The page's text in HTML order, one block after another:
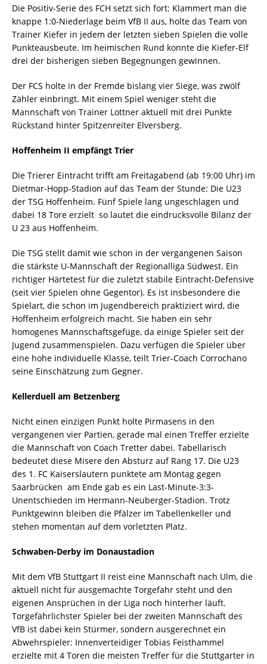
Die Positiv-Serie des FCH setzt sich fort: Klammert man die
knappe 1:0-Niederlage beim VfB II aus, holte das Team von
Trainer Kiefer in jedem der letzten sieben Spielen die volle
Punkteausbeute. Im heimischen Rund konnte die Kiefer-Elf
drei der bisherigen sieben Begegnungen gewinnen.
Der FCS holte in der Fremde bislang vier Siege, was zwölf
Zähler einbringt. Mit einem Spiel weniger steht die
Mannschaft von Trainer Lottner aktuell mit drei Punkte
Rückstand hinter Spitzenreiter Elversberg.
Hoffenheim II empfängt Trier
Die Trierer Eintracht trifft am Freitagabend (ab 19:00 Uhr) im
Dietmar-Hopp-Stadion auf das Team der Stunde: Die U23
der TSG Hoffenheim. Fünf Spiele lang ungeschlagen und
dabei 18 Tore erzielt  so lautet die eindrucksvolle Bilanz der
U 23 aus Hoffenheim.
Die TSG stellt damit wie schon in der vergangenen Saison
die stärkste U-Mannschaft der Regionalliga Südwest. Ein
richtiger Härtetest für die zuletzt stabile Eintracht-Defensive
(seit vier Spielen ohne Gegentor). Es ist insbesondere die
Spielart, die schon im Jugendbereich praktiziert wird, die
Hoffenheim erfolgreich macht. Sie haben ein sehr
homogenes Mannschaftsgefüge, da einige Spieler seit der
Jugend zusammenspielen. Dazu verfügen die Spieler über
eine hohe individuelle Klasse, teilt Trier-Coach Corrochano
seine Einschätzung zum Gegner.
Kellerduell am Betzenberg
Nicht einen einzigen Punkt holte Pirmasens in den
vergangenen vier Partien, gerade mal einen Treffer erzielte
die Mannschaft von Coach Tretter dabei. Tabellarisch
bedeutet diese Misere den Absturz auf Rang 17. Die U23
des 1. FC Kaiserslautern punktete am Montag gegen
Saarbrücken  am Ende gab es ein Last-Minute-3:3-
Unentschieden im Hermann-Neuberger-Stadion. Trotz
Punktgewinn bleiben die Pfälzer im Tabellenkeller und
stehen momentan auf dem vorletzten Platz.
Schwaben-Derby im Donaustadion
Mit dem VfB Stuttgart II reist eine Mannschaft nach Ulm, die
aktuell nicht für ausgemachte Torgefahr steht und den
eigenen Ansprüchen in der Liga noch hinterher läuft.
Torgefährlichster Spieler bei der zweiten Mannschaft des
VfB ist dabei kein Stürmer, sondern ausgerechnet ein
Abwehrspieler: Innenverteidiger Tobias Feisthammel
erzielte mit 4 Toren die meisten Treffer für die Stuttgarter in